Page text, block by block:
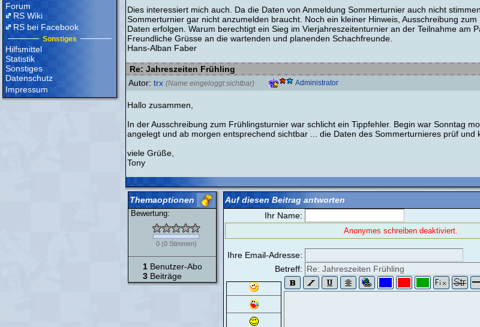
Forum
RS Wiki
RS bei Facebook
Sonstiges
Hilfsmittel
Statistik
Sonstiges
Datenschutz
Impressum
Dies interessiert mich auch. Da die Daten von Anmeldung Sommerturnier auch nicht
Sommerturnier gar nicht anzumelden braucht. Noch ein kleiner Hinweis, Ausschreibung
Daten erfolgen. Warum berechtigt ein Sieg im Vierjahreszeitenturnier an der Teilnahme am
Freundliche Grüsse an die wartenden und planenden Schachfreunde.
Hans-Alban Faber
Re: Jahreszeiten Frühling
Autor: trx (Name eingeloggt sichtbar) Administrator
Hallo zusammen,
In der Ausschreibung zum Frühlingsturnier war schlicht ein Tippfehler. Begin war Sonntag
angelegt und ab morgen entsprechend sichtbar ... die Daten des Sommerturnieres prüf und
viele Grüße,
Tony
Themaoptionen
Bewertung:
0 (0 Stimmen)
1Benutzer-Abo
3Beiträge
Auf diesen Beitrag antworten
Ihr Name:
Anonymes schreiben deaktiviert.
Ihre Email-Adresse:
Betreff: